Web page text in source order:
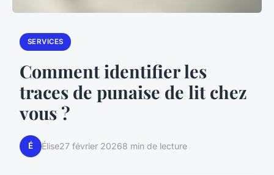
SERVICES
Comment identifier les
traces de punaise de lit chez
vous ?
É Élise27 février 20268 min de lecture